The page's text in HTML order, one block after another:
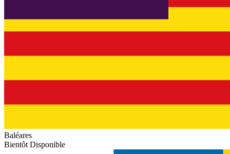
Baléares
Bientôt Disponible